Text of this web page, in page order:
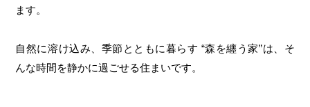
ます。
自然に溶け込み、季節とともに暮らす “森を纏う家”は、そ
んな時間を静かに過ごせる住まいです。